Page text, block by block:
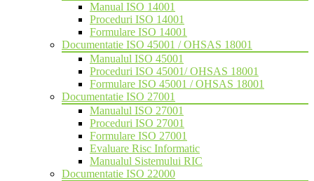
Manual ISO 14001
Proceduri ISO 14001
Formulare ISO 14001
Documentatie ISO 45001 / OHSAS 18001
Manualul ISO 45001
Proceduri ISO 45001/ OHSAS 18001
Formulare ISO 45001 / OHSAS 18001
Documentatie ISO 27001
Manualul ISO 27001
Proceduri ISO 27001
Formulare ISO 27001
Evaluare Risc Informatic
Manualul Sistemului RIC
Documentatie ISO 22000